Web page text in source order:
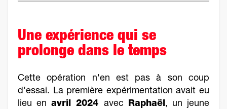
Une expérience qui se
prolonge dans le temps
Cette opération n'en est pas à son coup
d'essai. La première expérimentation avait eu
lieu enavril 2024 avec Raphaël, un jeune